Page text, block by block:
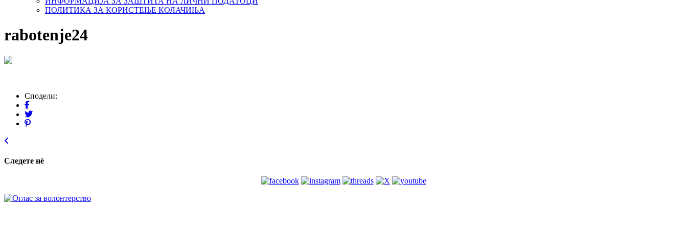
ПОЛИТИКА ЗА КОРИСТЕЊЕ КОЛАЧИЊА
rabotenje24
Сподели:
Следете нѐ